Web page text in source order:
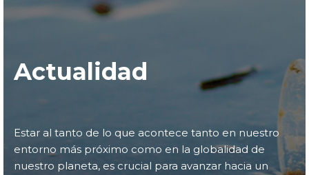
Actualidad
Estar al tanto de lo que acontece tanto en nuestro
entorno más próximo como en la globalidad de
nuestro planeta, es crucial para avanzar hacia un